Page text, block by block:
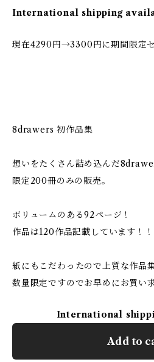
International shipping
現在4290円→3300円に期間限定セ
8drawers 初作品集
想いをたくさん詰め込んだ
限定200冊のみの販売。
ボリュームのある92ページ！
作品は120作品記載しています！！
紙にもこだわったので上質な作品
数量限定ですのでお早めにお買い
International
Add to